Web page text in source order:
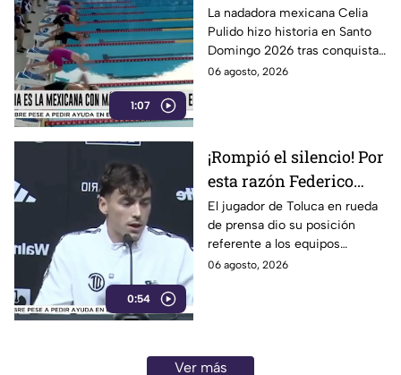
1:07
nadadora leonesa hace
historia en los Juegos
Centroamericanos
La nadadora mexicana Celia
Pulido hizo historia en Santo
Domingo 2026 tras conquistar
11 medallas en una sola edición.
06 agosto, 2026
0:54
¡Rompió el silencio! Por
esta razón Federico
Viñas no vino al Club
León
El jugador de Toluca en rueda
de prensa dio su posición
referente a los equipos
mexicanos.
06 agosto, 2026
Ver más